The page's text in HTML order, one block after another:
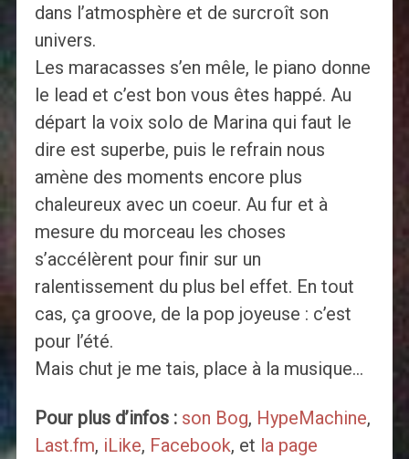
dans l’atmosphère et de surcroît son
univers.
Les maracasses s’en mêle, le piano donne
le lead et c’est bon vous êtes happé. Au
départ la voix solo de Marina qui faut le
dire est superbe, puis le refrain nous
amène des moments encore plus
chaleureux avec un coeur. Au fur et à
mesure du morceau les choses
s’accélèrent pour finir sur un
ralentissement du plus bel effet. En tout
cas, ça groove, de la pop joyeuse : c’est
pour l’été.
Mais chut je me tais, place à la musique…
Pour plus d’infos : son Bog, HypeMachine,
Last.fm, iLike, Facebook, et la page